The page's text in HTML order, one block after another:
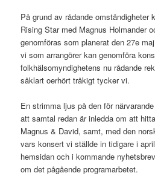
På grund av rådande omständigheter
Rising Star med Magnus Holmander
genomföras som planerat den 27e
vi som arrangörer kan genomföra
folkhälsomyndighetens nu rådande
såklart oerhört tråkigt tycker vi.
En strimma ljus på den för
att samtal redan är inledda om att
Magnus & David, samt, med den
vars konsert vi ställde in tidigare i
hemsidan och i kommande
om det pågående programarbetet.